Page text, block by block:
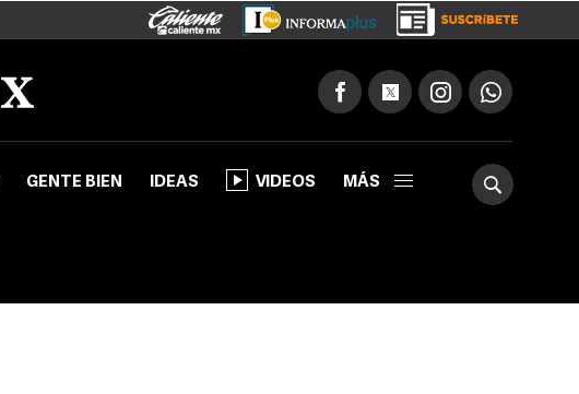
GENTE BIEN IDEAS VIDEOS MÁS